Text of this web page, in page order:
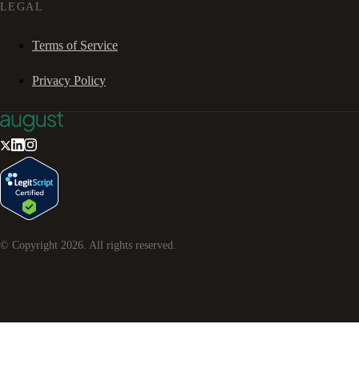
LEGAL
Terms of Service
Privacy Policy
© Copyright 2026. All rights reserved.